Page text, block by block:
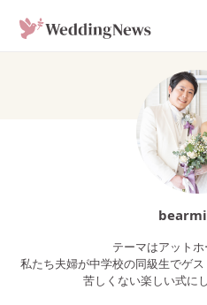
テーマはアットホ
私たち夫婦が中学校の同級生でゲ
苦しくない楽しい式に